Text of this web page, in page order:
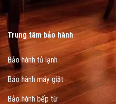
Trung tâm bảo hành
Bảo hành tủ lạnh
Bảo hành máy giặt
Bảo hành bếp từ